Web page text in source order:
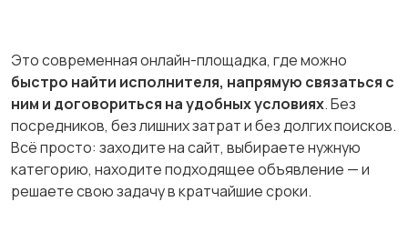
Это современная онлайн-площадка, где можно
быстро найти исполнителя, напрямую связаться с
ним и договориться на удобных условиях. Без
посредников, без лишних затрат и без долгих поисков.
Всё просто: заходите на сайт, выбираете нужную
категорию, находите подходящее объявление — и
решаете свою задачу в кратчайшие сроки.